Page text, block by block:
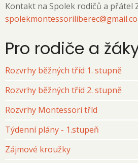
Kontakt na Spolek rodičů a přátel
Pro rodiče a
Rozvrhy běžných tříd 1. stupně
Rozvrhy běžných tříd 2. stupně
Rozvrhy Montessori tříd
Týdenní plány - 1.stupeň
Zájmové kroužky